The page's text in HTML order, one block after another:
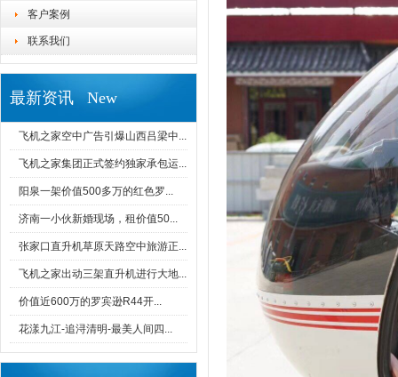
客户案例
联系我们
最新资讯 New
飞机之家空中广告引爆山西吕梁中...
飞机之家集团正式签约独家承包运...
阳泉一架价值500多万的红色罗...
济南一小伙新婚现场，租价值50...
张家口直升机草原天路空中旅游正...
飞机之家出动三架直升机进行大地...
价值近600万的罗宾逊R44开...
花漾九江-追浔清明-最美人间四...